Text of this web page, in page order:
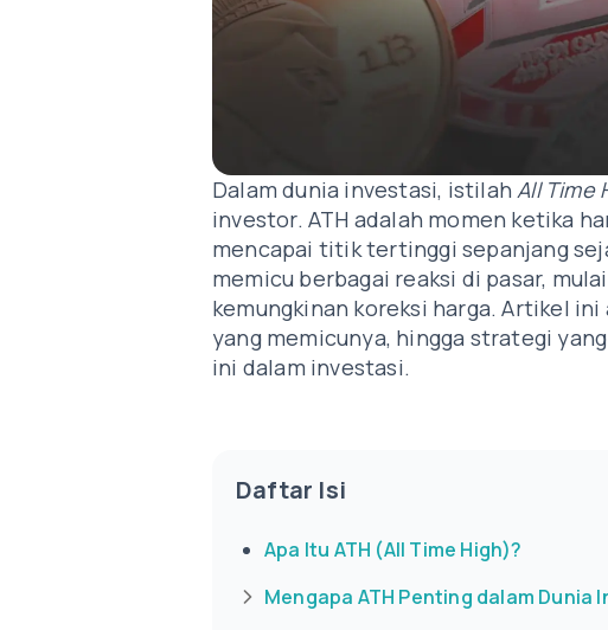
Dalam dunia investasi, istilahAll Time
investor. ATH adalah momen ketika
mencapai titik tertinggi sepanjang
memicu berbagai reaksi di pasar,
kemungkinan koreksi harga. Artikel
yang memicunya, hingga strategi
ini dalam investasi.
Daftar Isi
Apa Itu ATH (All Time High)?
Mengapa ATH Penting dalam Dunia